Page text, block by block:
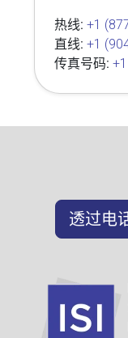
热线: +1
直线: +1
传真号码:
透过电